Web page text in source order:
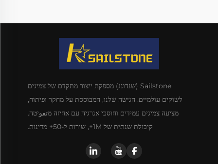
Sailstone (שנדונג) מספקת ייצור מתקדם של צמיגים
לשוקים עולמיים. הגישה שלנו, המבוססת על מחקר ופיתוח,
מציעה צמיגים עמידים וחוסכי אנרגיה עם אחיזה מتفوיטה.
קיבולת שנתית של 1M+, שירות ל-50+ מדינות.